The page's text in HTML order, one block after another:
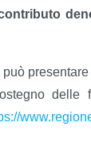
può
delle